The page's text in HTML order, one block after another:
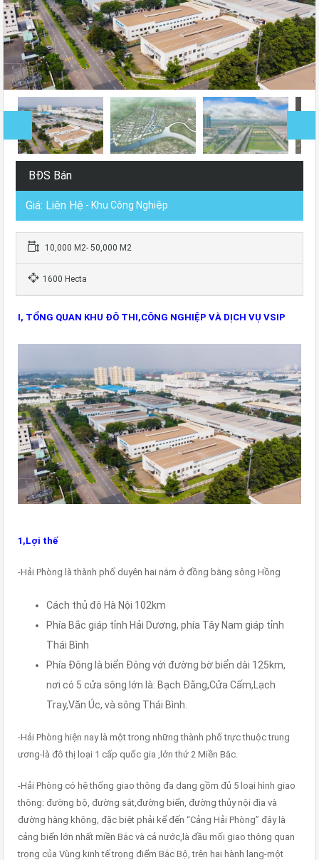
BĐS Bán
Giá: Liên Hệ - Khu Công Nghiệp
10,000 M2- 50,000 M2
1600 Hecta
I, TỔNG QUAN KHU ĐÔ THI,CÔNG NGHIỆP VÀ DỊCH VỤ VSIP
1,Lợi thế
-Hải Phòng là thành phố duyên hai nằm ở đồng bằng sông Hồng
Cách thủ đô Hà Nội 102km
Phía Bắc giáp tỉnh Hải Dương, phía Tây Nam giáp tỉnh
Thái Bình
Phía Đông là biển Đông với đường bờ biển dài 125km,
nơi có 5 cửa sông lớn là: Bạch Đằng,Cửa Cấm,Lạch
Tray,Văn Úc, và sông Thái Bình.
-Hải Phòng hiện nay là một trong những thành phố trực thuộc trung
ương-là đô thị loại 1 cấp quốc gia ,lớn thứ 2 Miền Bắc.
-Hải Phòng có hệ thống giao thông đa dạng gồm đủ 5 loại hình giao
thông: đường bộ, đường sắt,đường biển, đường thủy nội địa và
đường hàng không, đặc biệt phải kể đến “Cảng Hải Phòng” đây là
cảng biển lớn nhất miền Bắc và cả nước,là đầu mối giao thông quan
trọng của Vùng kinh tế trọng điểm Bắc Bộ, trên hai hành lang-một